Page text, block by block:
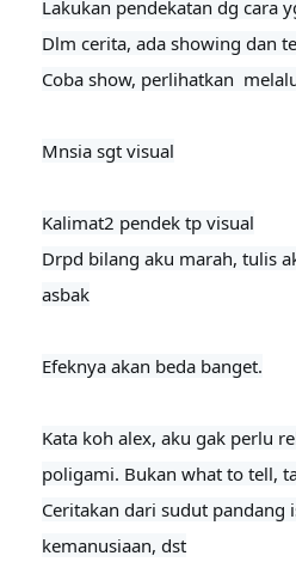
Lakukan pendekatan dg cara
Dlm cerita, ada showing dan
Coba show, perlihatkan
Mnsia sgt visual
Kalimat2 pendek tp visual
Drpd bilang aku marah, tulis
asbak
Efeknya akan beda banget.
Kata koh alex, aku gak perlu
poligami. Bukan what to tell,
Ceritakan dari sudut pandang
kemanusiaan, dst